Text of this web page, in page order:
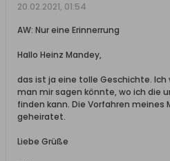
20.02.2021, 01:54
AW: Nur eine Erinnerrung
Hallo Heinz Mandey,
das ist ja eine tolle Geschichte. Ich
man mir sagen könnte, wo ich die
finden kann. Die Vorfahren meines
geheiratet.
Liebe Grüße